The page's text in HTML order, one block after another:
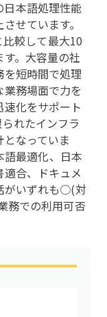
本語処理性能
せています。
較して最大10
。大容量の社
短時間で処理
務場面で力を
化をサポート
れたインフラ
なっていま
最適化、日本
合、ドキュメ
がいずれも○(対
務での利用可否